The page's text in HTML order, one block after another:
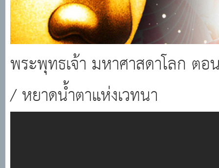
พระพุทธเจ้า มหาศาสดาโลก ต
/ หยาดน้ำตาแห่งเวทนา